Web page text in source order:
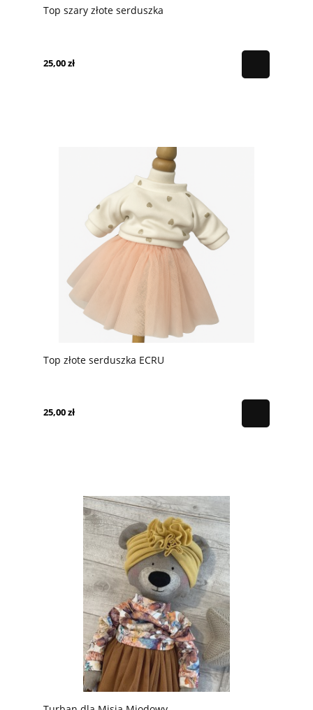
Top szary złote serduszka
25,00 zł
Top złote serduszka ECRU
25,00 zł